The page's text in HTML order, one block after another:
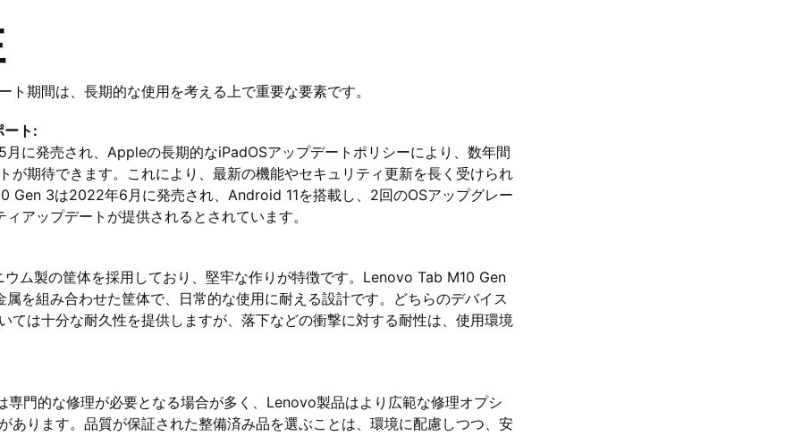
ト期間は、長期的な使用を考える上で重要な要素です。
ート:
に発売され、Appleの長期的なiPadOSアップデートポリシーにより、数年間
が期待できます。これにより、最新の機能やセキュリティ更新を長く受けられ
Gen 3は2022年6月に発売され、Android 11を搭載し、2回のOSアップグレー
ィアップデートが提供されるとされています。
ム製の筐体を採用しており、堅牢な作りが特徴です。Lenovo Tab M10 Gen
属を組み合わせた筐体で、日常的な使用に耐える設計です。どちらのデバイス
ては十分な耐久性を提供しますが、落下などの衝撃に対する耐性は、使用環境
専門的な修理が必要となる場合が多く、Lenovo製品はより広範な修理オプシ
あります。品質が保証された整備済み品を選ぶことは、環境に配慮しつつ、安